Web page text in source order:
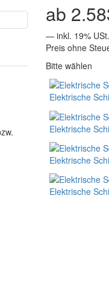
— inkl. 19%
Preis ohne
Bitte wählen
Elektrische
Elektrische
Elektrische
Elektrische